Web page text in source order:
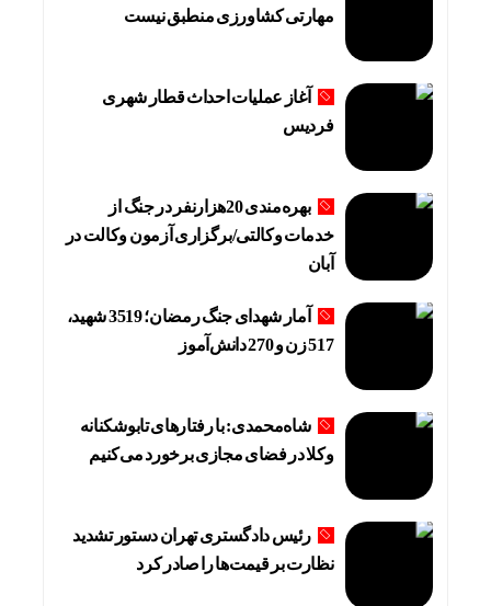
مهارتی کشاورزی منطبق نیست
آغاز عملیات احداث قطار شهری
فردیس
بهره‌مندی 20هزارنفر در جنگ از
خدمات وکالتی/برگزاری آزمون وکالت در
آبان
آمار شهدای جنگ رمضان؛ 3519 شهید،
517 زن و 270 دانش‌آموز
شاه‌محمدی: با رفتارهای تابوشکنانه
وکلا در فضای مجازی برخورد می‌کنیم
رئیس دادگستری تهران دستور تشدید
نظارت بر قیمت‌ها را صادر کرد